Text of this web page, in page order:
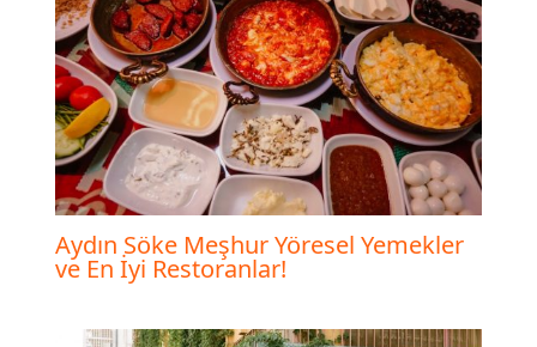
Aydın Söke Meşhur Yöresel Yemekler
ve En İyi Restoranlar!